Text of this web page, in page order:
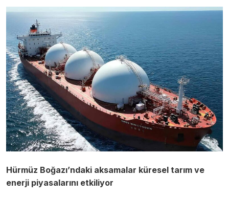
Hürmüz Boğazı’ndaki aksamalar küresel tarım ve
enerji piyasalarını etkiliyor